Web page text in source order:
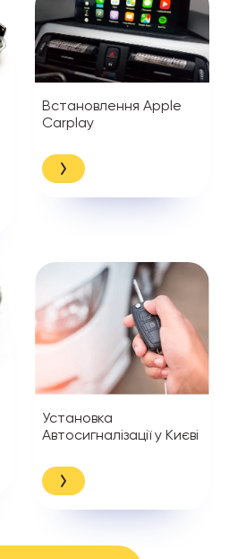
Встановлення Apple
Carplay
Установка
Автосигналізації у Києві